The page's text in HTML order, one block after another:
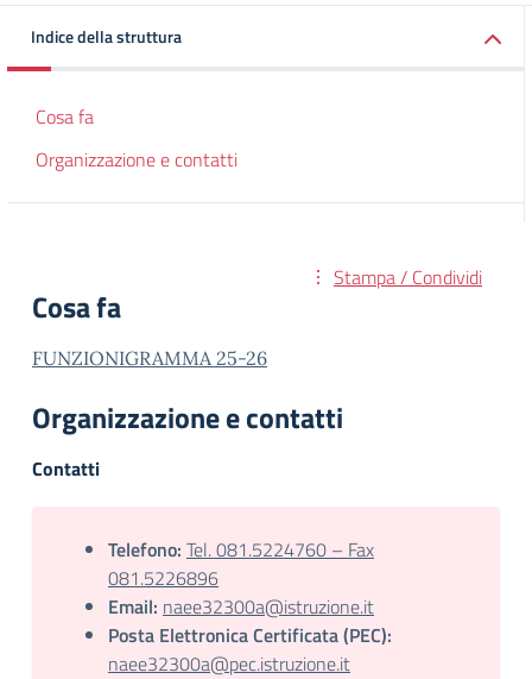
Indice della struttura
Cosa fa
Organizzazione e contatti
Stampa / Condividi
Cosa fa
FUNZIONIGRAMMA 25-26
Organizzazione e contatti
Contatti
Telefono: Tel. 081.5224760 – Fax
081.5226896
Email: naee32300a@istruzione.it
Posta Elettronica Certificata (PEC):
naee32300a@pec.istruzione.it